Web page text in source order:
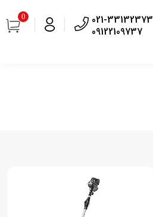
021-33132373
09122109737
0